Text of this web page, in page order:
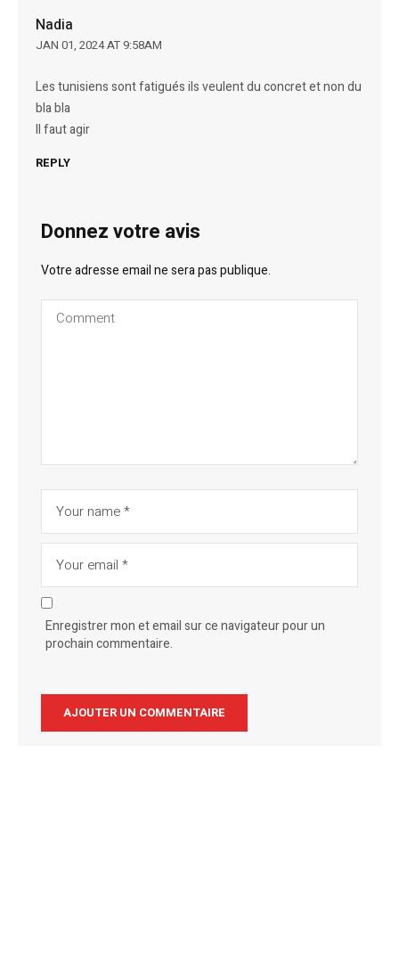
Nadia
JAN 01, 2024 AT 9:58AM
Les tunisiens sont fatigués ils veulent du concret et non du
bla bla
Il faut agir
REPLY
Donnez votre avis
Votre adresse email ne sera pas publique.
Enregistrer mon et email sur ce navigateur pour un
prochain commentaire.